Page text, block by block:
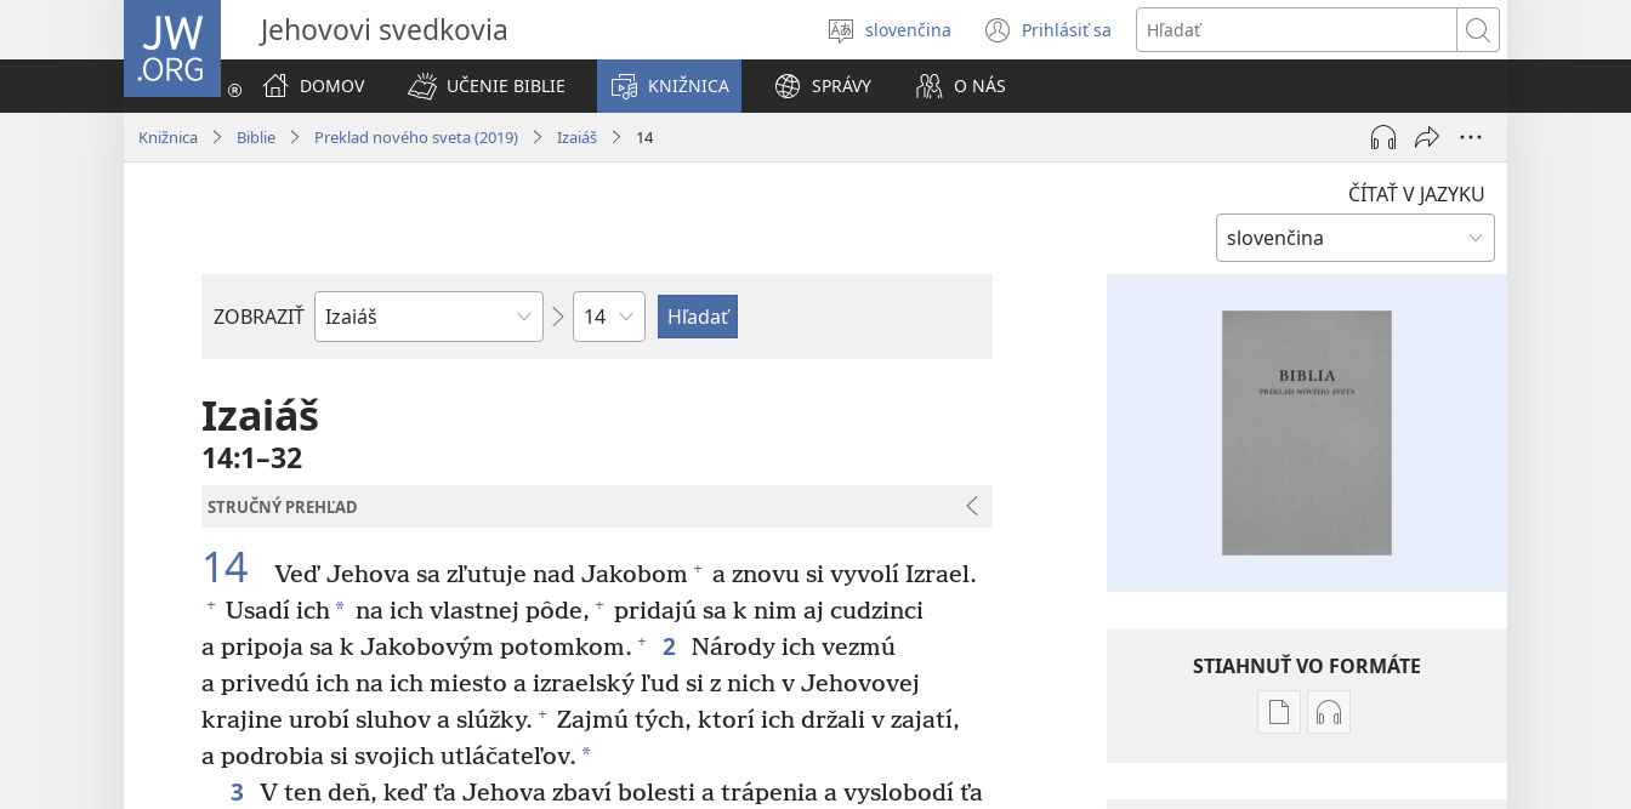
JW.ORG Jehovovi svedkovia
Výber
jazyka
slovenčina Prihlásiť sa
(otvorí
nové
Hľadať
DOMOV
UČENIE BIBLIE KNIŽNICA SPRÁVY O NÁS
Knižnica Biblie Preklad nového sveta (2019) Izaiáš 14
ČÍTAŤ V JAZYKU
ZOBRAZIŤ
Biblická
Kapitola
Izaiáš
14:1–32
STRUČNÝ PREHĽAD
14 Veď Jehova sa zľutuje nad Jakobom + a znovu si vyvolí Izrael.
+ Usadí ich* na ich vlastnej pôde, + pridajú sa k nim aj cudzinci
a pripoja sa k Jakobovým potomkom. + 2 Národy ich vezmú
a privedú ich na ich miesto a izraelský ľud si z nich v Jehovovej
krajine urobí sluhov a slúžky. + Zajmú tých, ktorí ich držali v zajatí,
a podrobia si svojich utláčateľov. *
3
V ten deň, keď ťa Jehova zbaví bolesti a trápenia a vyslobodí ťa
STIAHNUŤ VO FORMÁTE
MožnostiMožnosti